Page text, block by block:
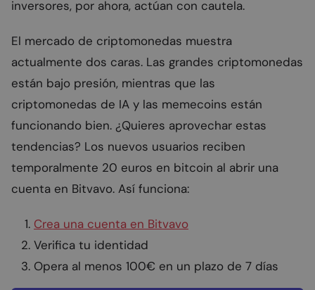
inversores, por ahora, actúan con cautela.
El mercado de criptomonedas muestra
actualmente dos caras. Las grandes criptomonedas
están bajo presión, mientras que las
criptomonedas de IA y las memecoins están
funcionando bien. ¿Quieres aprovechar estas
tendencias? Los nuevos usuarios reciben
temporalmente 20 euros en bitcoin al abrir una
cuenta en Bitvavo. Así funciona:
Crea una cuenta en Bitvavo
Verifica tu identidad
Opera al menos 100€ en un plazo de 7 días